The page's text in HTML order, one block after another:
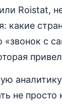
Roistat,
какие
«звонок с
не